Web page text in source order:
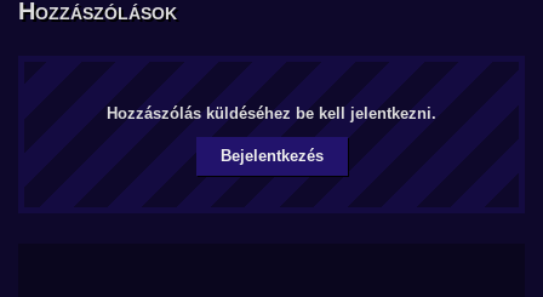
Hozzászólások
Hozzászólás küldéséhez be kell jelentkezni.
Bejelentkezés